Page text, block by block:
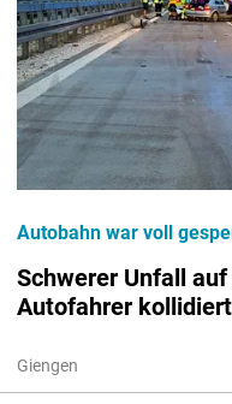
Schwerer Unfall
Autofahrer
Giengen
Autobahn war voll